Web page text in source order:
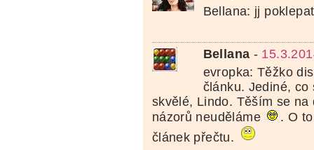
Bellana: jj
Bellana -
evropka: Těžko
článku. Jediné, co
skvělé, Lindo. Těším se
názorů neuděláme
. O
článek přečtu.